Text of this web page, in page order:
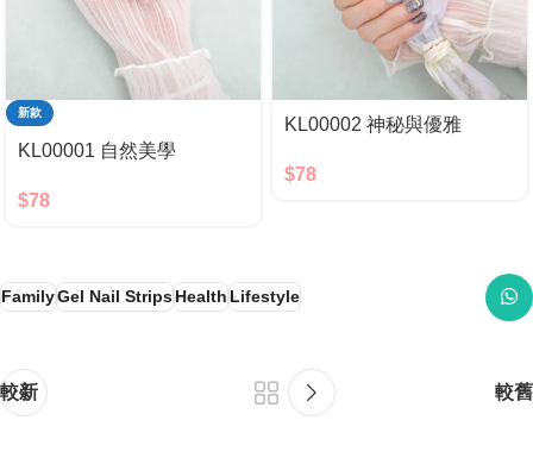
新款
KL00001 自然美學
$78
KL00002 神秘與優雅
$78
FamilyGel Nail StripsHealthLifestyle
較新 較舊